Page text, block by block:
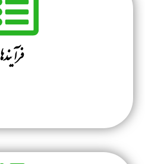
فرآیندها